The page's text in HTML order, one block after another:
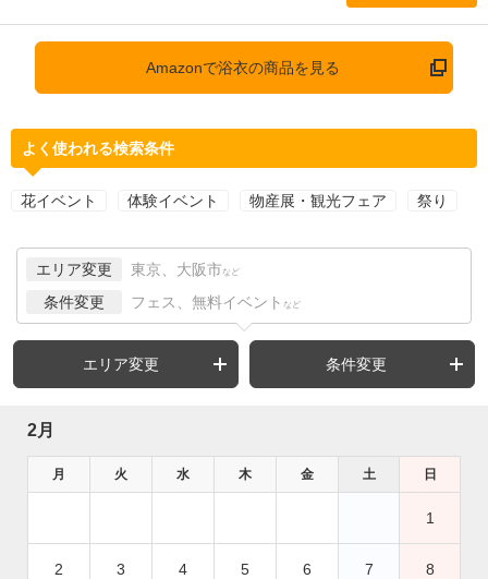
Amazonで浴衣の商品を見る
よく使われる検索条件
花イベント 体験イベント 物産展・観光フェア 祭り
エリア変更 東京、大阪市 など
条件変更 フェス、無料イベント など
エリア変更 条件変更
2月
月 火 水 木 金 土 日
1
2 3 4 5 6 7 8